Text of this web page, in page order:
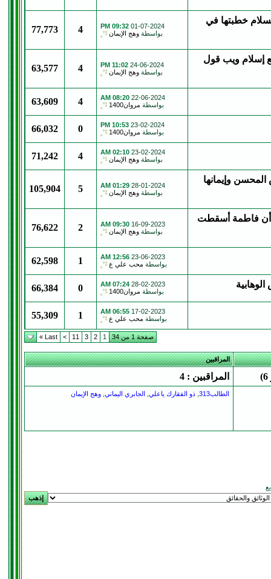
خطبتها في
01-07-2024
09:32 PM
بواسطة وهج الإيمان 4
77,773
إسلام ويب قول
24-06-2024
11:02 PM
بواسطة وهج الإيمان 4
63,577
22-06-2024
08:20 AM
بواسطة مروان1400 4
63,609
23-02-2024
10:53 PM
بواسطة مروان1400 0
66,032
23-02-2024
02:10 AM
بواسطة وهج الإيمان 4
71,242
وإيمانها
28-01-2024
01:29 AM
بواسطة وهج الإيمان 5
105,904
أن فاطمة أسقطت
16-09-2023
09:30 AM
بواسطة وهج الإيمان 2
76,622
23-06-2023
12:56 AM
بواسطة محب علي ع 1
62,598
28-02-2023
07:24 AM
بواسطة مروان1400 0
66,384
17-02-2023
06:55 AM
بواسطة محب علي ع 1
55,309
صفحة 1 من 34 1
2
3
11
>
Last »
المراقبين
المراقبين : 4
الطالب313 ذو الفقارك ياعلي الجابري اليماني وهج الإيمان